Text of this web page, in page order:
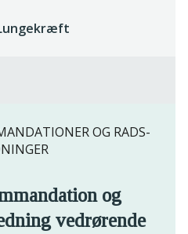
OG RADS-
og
vedrørende